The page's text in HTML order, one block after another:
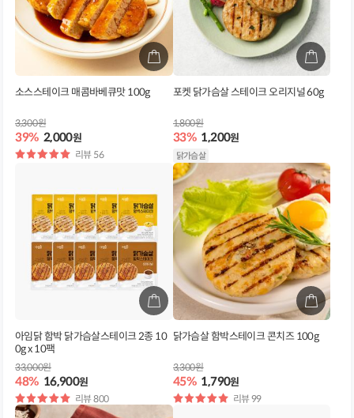
소스스테이크 매콤바베큐맛 100g
39% 2,000원
3,300원
별
리뷰 56
포켓 닭가슴살 스테이크 오리지널 60g
33% 1,200원
1,800원
닭가슴살
아임닭 함박 닭가슴살스테이크 2종 10
0g x 10팩
48% 16,900원
33,000원
별
점
리뷰 800
닭가슴살 함박스테이크 콘치즈 100g
45% 1,790원
3,300원
별
점
리뷰 99